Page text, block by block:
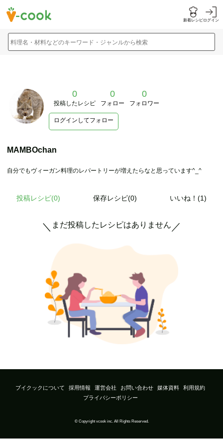
新着レシピログイン
料理名・材料などのキーワード・ジャンルから検索
0
投稿したレシピ
0
フォロー
0
フォロワー
ログインしてフォロー
MAMBOchan
自分でもヴィーガン料理のレパートリーが増えたらなと思っています^_^
投稿レシピ(0) 保存レシピ(0) いいね！(1)
＼ まだ投稿したレシピはありません ／
ブイクックについて 採用情報 運営会社 お問い合わせ 媒体資料
利用規約
プライバシーポリシー
© Copyright vcook inc. All Rights Reserved.